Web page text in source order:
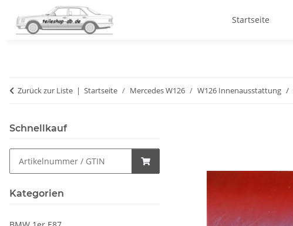
Startseite
Zurück zur Liste Startseite Mercedes W126 W126 Innenausstattung
Schnellkauf
Kategorien